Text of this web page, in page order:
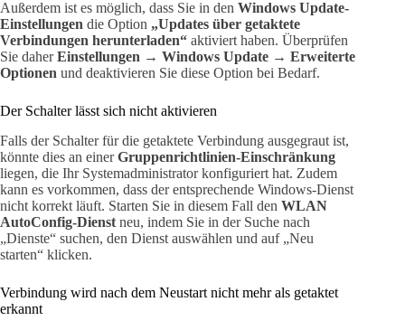
Außerdem ist es möglich, dass Sie in den Windows Update-
Einstellungen die Option „Updates über getaktete
Verbindungen herunterladen“ aktiviert haben. Überprüfen
Sie daherEinstellungen → Windows Update → Erweiterte
Optionen und deaktivieren Sie diese Option bei Bedarf.
Der Schalter lässt sich nicht aktivieren
Falls der Schalter für die getaktete Verbindung ausgegraut ist,
könnte dies an einerGruppenrichtlinien-Einschränkung
liegen, die Ihr Systemadministrator konfiguriert hat. Zudem
kann es vorkommen, dass der entsprechende Windows-Dienst
nicht korrekt läuft. Starten Sie in diesem Fall den WLAN
AutoConfig-Dienst neu, indem Sie in der Suche nach
„Dienste“ suchen, den Dienst auswählen und auf „Neu
starten“ klicken.
Verbindung wird nach dem Neustart nicht mehr als getaktet
erkannt